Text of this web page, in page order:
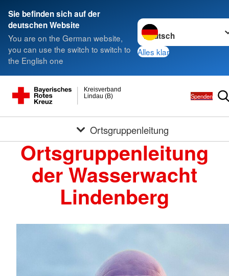
Sie befinden sich auf der
deutschen Website
You are on the German website,
you can use the switch to switch to
the English one
Sprache wechseln zu
Alles klar
Lindau (B)
Kreisverband
Spenden
Ortsgruppenleitung
Ortsgruppenleitung
der Wasserwacht
Lindenberg